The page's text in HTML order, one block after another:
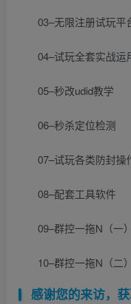
03–无限注册试玩平
04–试玩全套实战运
05–秒改udid教学
06–秒杀定位检测
07–试玩各类防封操
08–配套工具软件
09–群控一拖N（一）
10–群控一拖N（二）
感谢您的来访，